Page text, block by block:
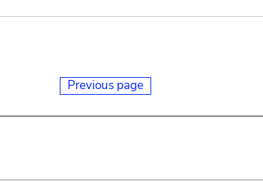
Previous page